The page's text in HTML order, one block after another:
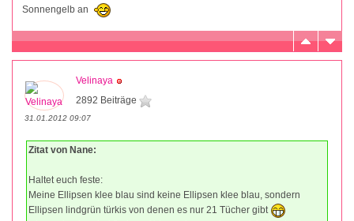
Sonnengelb an
Velinaya
2892 Beiträge
31.01.2012 09:07
Zitat von Nane:
Haltet euch feste:
Meine Ellipsen klee blau sind keine Ellipsen klee blau, sondern
Ellipsen lindgrün türkis von denen es nur 21 Tücher gibt